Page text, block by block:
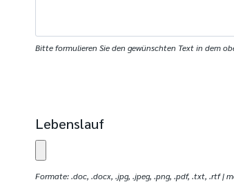
Bitte formulieren Sie den gewünschten Text in dem
Lebenslauf
Formate: .doc, .docx, .jpg, .jpeg, .png, .pdf, .txt, .rtf |